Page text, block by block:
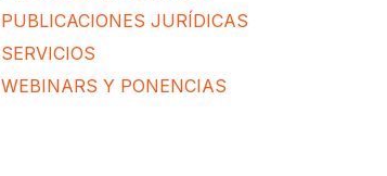
PUBLICACIONES JURÍDICAS
SERVICIOS
WEBINARS Y PONENCIAS